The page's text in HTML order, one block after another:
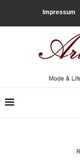
Impressum